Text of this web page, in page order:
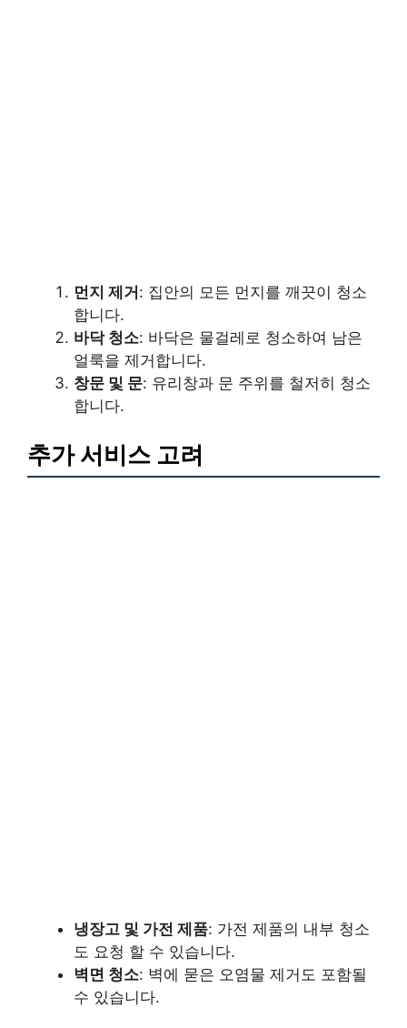
먼지 제거 : 집안의 모든 먼지를 깨끗이 청소
합니다.
바닥 청소: 바닥은 물걸레로 청소하여 남은
얼룩을 제거합니다.
창문 및 문: 유리창과 문 주위를 철저히 청소
합니다.
추가 서비스 고려
냉장고 및 가전 제품: 가전 제품의 내부 청소
도 요청 할 수 있습니다.
벽면 청소: 벽에 묻은 오염물 제거도 포함될
수 있습니다.